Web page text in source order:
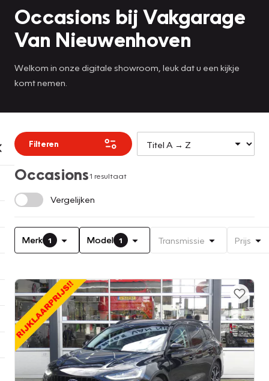
Occasions bij Vakgarage
Van Nieuwenhoven
Welkom in onze digitale showroom, leuk dat u een kijkje
komt nemen.
Filteren
Occasions1 resultaat
Vergelijken
Merk 1 Model 1 Transmissie Prijs